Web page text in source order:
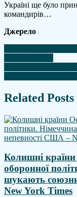
Україні ще було
командирів…
Джерело
Навігація
записів
Related Posts
Колишні країни
оборонної
шукають
New York Times